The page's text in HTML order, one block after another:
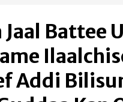
wayyoomaa fi Wayyuu, Dacheen
fi hawaasummaa
April 17, 2026 ] Replacing
IBSA ABO
Jaal Battee
Addi